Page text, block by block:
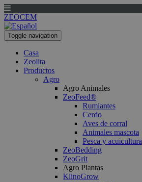
ZEOCEM
Toggle navigation
Casa
Zeolita
Productos
Agro
Agro Animales
ZeoFeed®
Rumiantes
Cerdo
Aves de corral
Animales mascota
Pesca y acuicultura
ZeoBedding
ZeoGrit
Agro Plantas
KlinoGrow